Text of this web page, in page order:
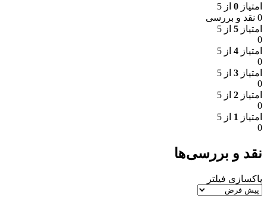
امتیاز 0 از 5
0 نقد و بررسی
امتیاز 5 از 5
0
امتیاز 4 از 5
0
امتیاز 3 از 5
0
امتیاز 2 از 5
0
امتیاز 1 از 5
0
نقد و بررسی‌ها
پاکسازی فیلتر